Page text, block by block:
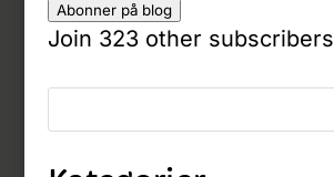
Abonner på blog
Join 323 other subscribers